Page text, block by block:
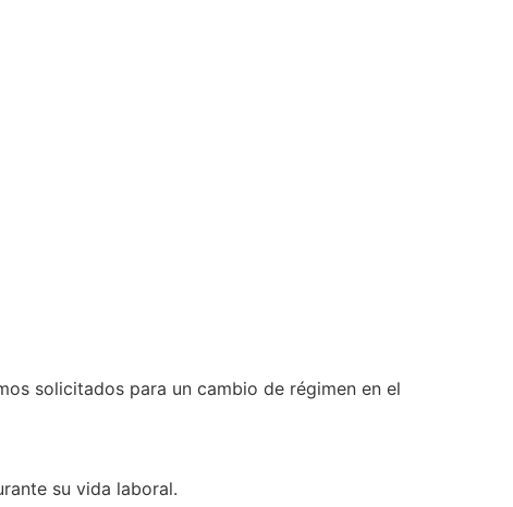
solicitados para un cambio de régimen en el
su vida laboral.